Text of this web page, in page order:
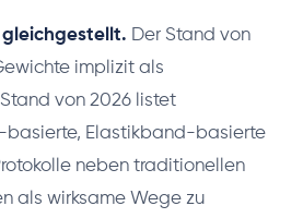
Der Stand von
implizit als
von 2026 listet
basierte, Elastikband-basierte
neben traditionellen
als wirksame Wege zu